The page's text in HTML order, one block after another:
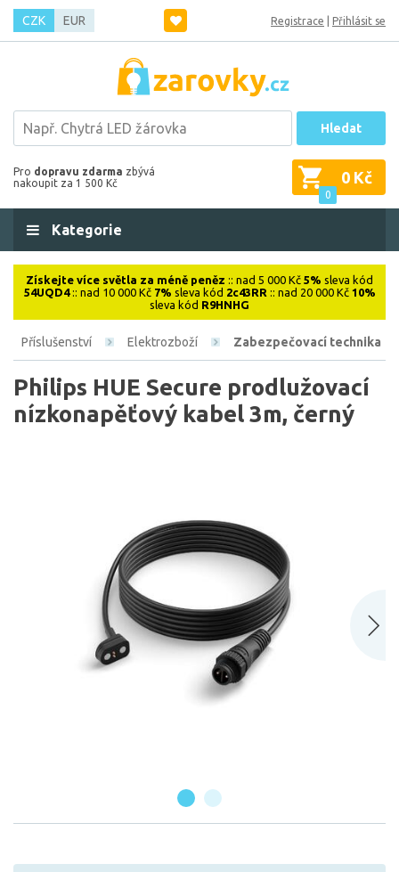
CZK EUR Registrace Přihlásit se
Hledat
Pro dopravu zdarma zbývá
nakoupit za 1 500 Kč
0
0 Kč
Kategorie
Získejte více světla za méně peněz :: nad 5 000 Kč 5% sleva kód
54UQD4:: nad 10 000 Kč 7% sleva kód 2c43RR :: nad 20 000 Kč 10%
sleva kód R9HNHG
Příslušenství Elektrozboží Zabezpečovací technika
Philips HUE Secure prodlužovací
nízkonapěťový kabel 3m, černý